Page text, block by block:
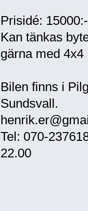
Prisidé: 15000:-
Kan tänkas
gärna med 4x4
Bilen finns i
Sundsvall.
Tel: 070-
22.00